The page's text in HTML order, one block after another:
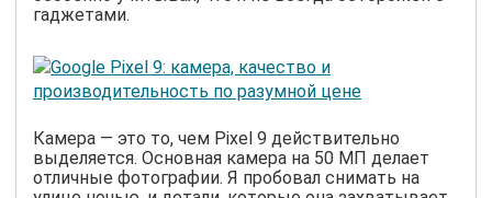
гаджетами.
Камера — это то, чем Pixel 9 действительно
выделяется. Основная камера на 50 МП делает
отличные фотографии. Я пробовал снимать на